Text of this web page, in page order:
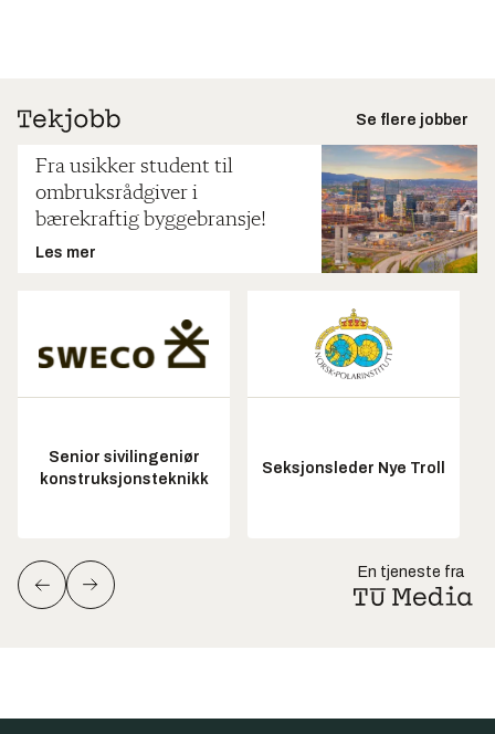
Se flere jobber
Fra usikker student til
ombruksrådgiver i
bærekraftig byggebransje!
Les mer
Senior sivilingeniør
konstruksjonsteknikk
Seksjonsleder Nye Troll
En tjeneste fra